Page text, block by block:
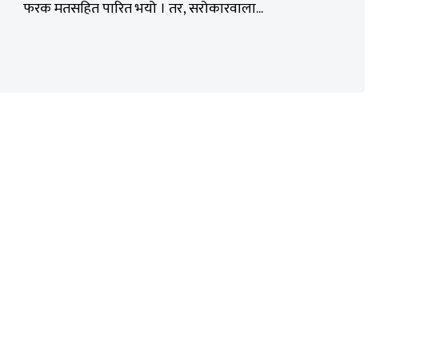
फरक मतसहित पारित भयो । तर, सरोकारवाला...